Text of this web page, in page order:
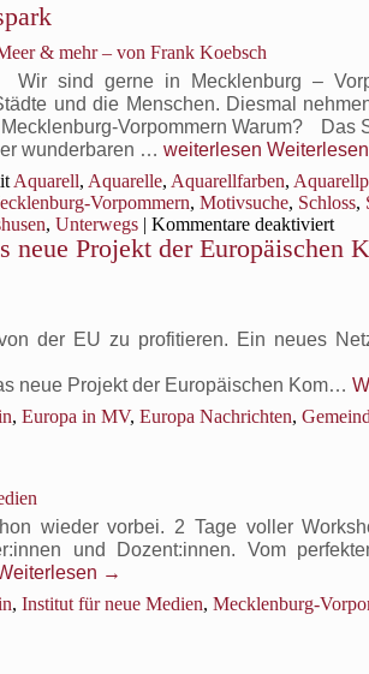
& mehr – von Frank Koebsch
sind gerne in Mecklenburg –
und die Menschen. Diesmal
Vorpommern Warum? Das
wunderbaren … Das
Schloss
Ulrichhusen
und
sein Schlosspark
weiterlesen Weiterlesen
Aquarell, Aquarelle, Aquarellfarben,
Vorpommern, Motivsuche, Schloss,
, Unterwegs | Kommentare deaktiviertfür
Das
sein
neue Projekt der Europäischen
der EU zu profitieren. Ein neues
neue Projekt der Europäischen Kom…
, Europa in MV, Europa Nachrichten,
wieder vorbei. 2 Tage voller
und Dozent:innen. Vom
→
, Institut für neue Medien, Mecklenburg-